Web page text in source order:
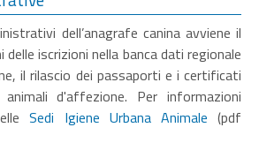
dell’anagrafe canina avviene il
iscrizioni nella banca dati regionale
il rilascio dei passaporti e i certificati
d'affezione. Per informazioni
Sedi Igiene Urbana Animale (pdf